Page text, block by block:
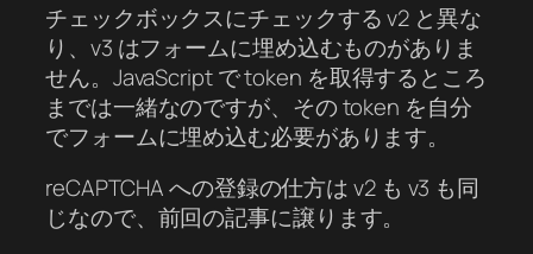
チェックボックスにチェックする v2 と異な
り、v3 はフォームに埋め込むものがありま
せん。JavaScript で token を取得するところ
までは一緒なのですが、その token を自分
でフォームに埋め込む必要があります。
reCAPTCHA への登録の仕方は v2 も v3 も同
じなので、前回の記事に譲ります。